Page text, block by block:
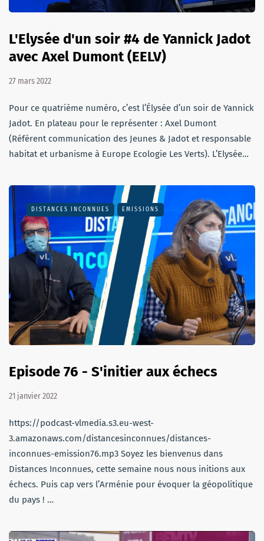
L'Elysée d'un soir #4 de Yannick Jadot
avec Axel Dumont (EELV)
27 mars 2022
Pour ce quatrième numéro, c’est l’Élysée d’un soir de Yannick
Jadot. En plateau pour le représenter : Axel Dumont
(Référent communication des Jeunes & Jadot et responsable
habitat et urbanisme à Europe Ecologie Les Verts). L’Elysée…
DISTANCES INCONNUES EMISSIONS
Episode 76 - S'initier aux échecs
21 janvier 2022
https://podcast-vlmedia.s3.eu-west-
3.amazonaws.com/distancesinconnues/distances-
inconnues-emission76.mp3 Soyez les bienvenus dans
Distances Inconnues, cette semaine nous nous initions aux
échecs. Puis cap vers l’Arménie pour évoquer la géopolitique
du pays ! …